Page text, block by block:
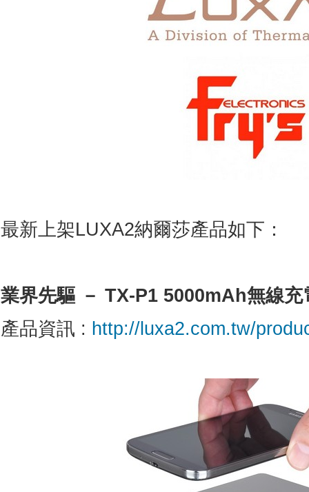
最新上架LUXA2納爾莎產品如下：
業界先驅 － TX-P1 5000mAh無線充
產品資訊 : http://luxa2.com.tw/